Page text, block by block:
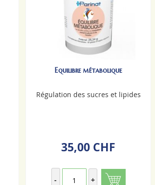
Equilibre métabolique
Régulation des sucres et lipides
35,00 CHF
- +